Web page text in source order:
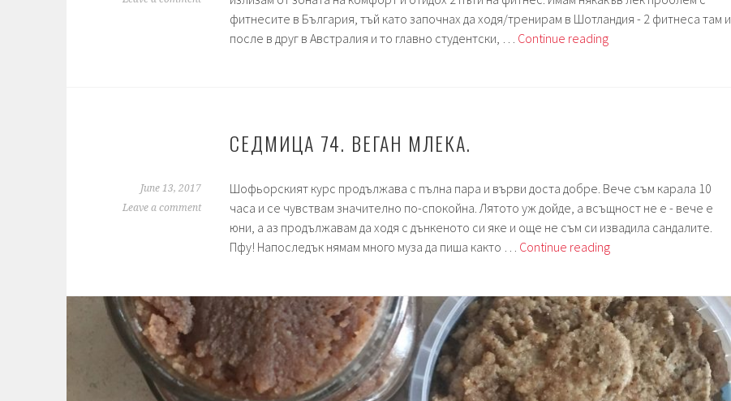
фитнесите в България, тъй като започнах да ходя/тренирам в Шотландия - 2 фитнеса там и
после в друг в Австралия и то главно студентски, … Continue readingСедмица
СЕДМИЦА 74. ВЕГАН МЛЕКА.
June 13, 2017
Leave a comment
Шофьорският курс продължава с пълна пара и върви доста добре. Вече съм карала 10
часа и се чувствам значително по-спокойна. Лятото уж дойде, а всъщност не е - вече е
юни, а аз продължавам да ходя с дънкеното си яке и още не съм си извадила сандалите.
Пфу! Напоследък нямам много муза да пиша както … Continue readingСедмица
млека.